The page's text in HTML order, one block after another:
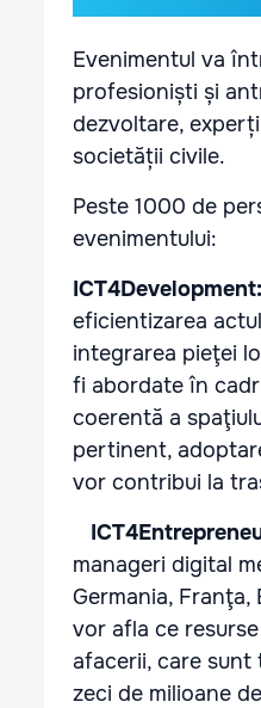
Evenimentul va
profesioniști și
dezvoltare,
societății civile.
Peste 1000 de
evenimentului:
ICT4Development:
eficientizarea
integrarea pieţei
fi abordate în
coerentă a
pertinent,
vor contribui la
manageri digital
Germania,
vor afla ce
afacerii, care
zeci de milioane